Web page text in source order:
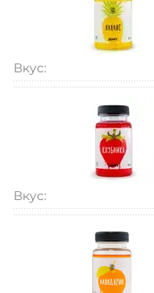
Вкус:
Вкус: